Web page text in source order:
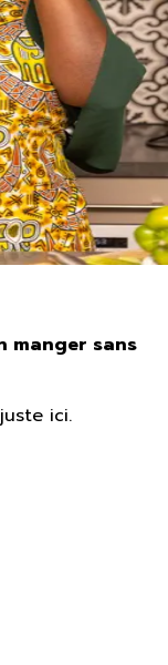
manger sans
ici.